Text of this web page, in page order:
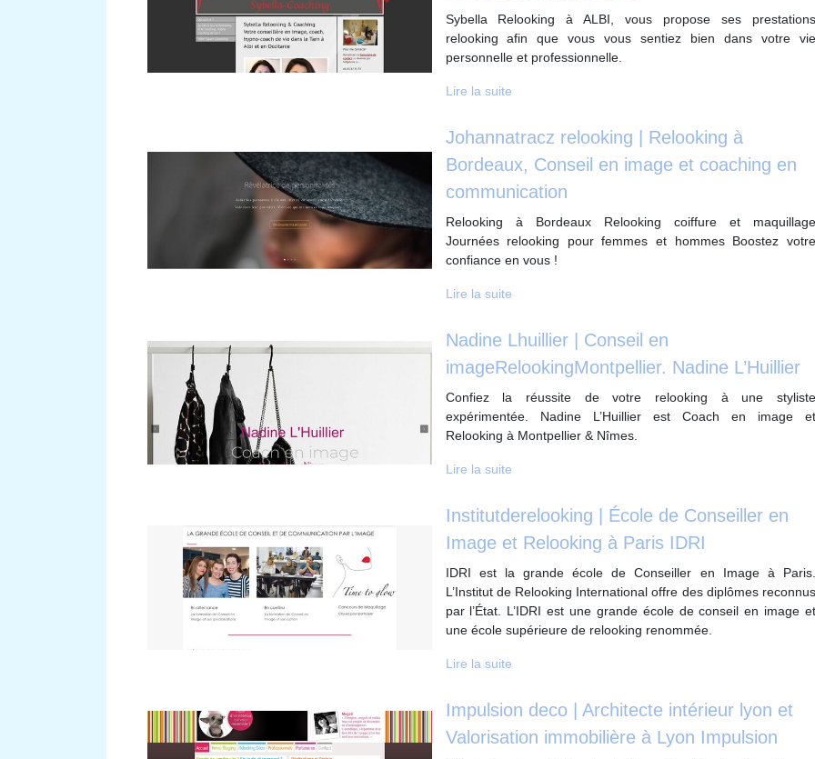
Sybella Relooking à ALBI, vous propose ses prestations
relooking afin que vous vous sentiez bien dans votre vie
personnelle et professionnelle.
Lire la suite
Jo­han­nat­racz relooking | Relooking à
Bordeaux, Conseil en image et coaching en
com­munica­tion
Relooking à Bordeaux Relooking coiffure et maquillage
Journées relooking pour femmes et hommes Boostez votre
confiance en vous !
Lire la suite
Nadine Lhuillier | Conseil en
imageRelookingMontpellier. Nadine L’Huillier
Confiez la réussite de votre relooking à une styliste
expérimentée. Nadine L’Huillier est Coach en image et
Relooking à Montpellier & Nîmes.
Lire la suite
Institut­dereloo­king | École de Conseiller en
Image et Relooking à Paris IDRI
IDRI est la grande école de Conseiller en Image à Paris.
L’Institut de Relooking International offre des diplômes reconnus
par l’État. L’IDRI est une grande école de conseil en image et
une école supérieure de relooking renommée.
Lire la suite
Impulsion deco | Architecte intérieur lyon et
Valorisa­tion immobilière à Lyon Impulsion